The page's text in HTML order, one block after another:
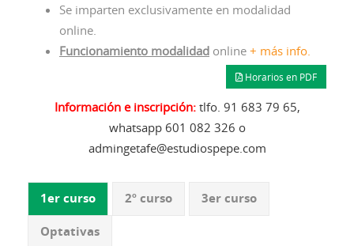
Se imparten exclusivamente en modalidad
online.
Funcionamiento modalidad online + más info.
Horarios en PDF
Información e inscripción: tlfo. 91 683 79 65,
whatsapp 601 082 326 o
admingetafe@estudiospepe.com
1er curso 2º curso
3er curso
Optativas